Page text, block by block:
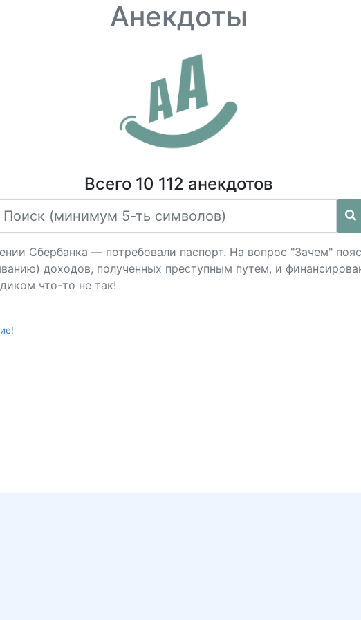
Анекдоты
Всего 10 112 анекдотов
Сбербанка — потребовали паспорт. На вопрос "Зачем"
доходов, полученных преступным путем, и
что-то не так!